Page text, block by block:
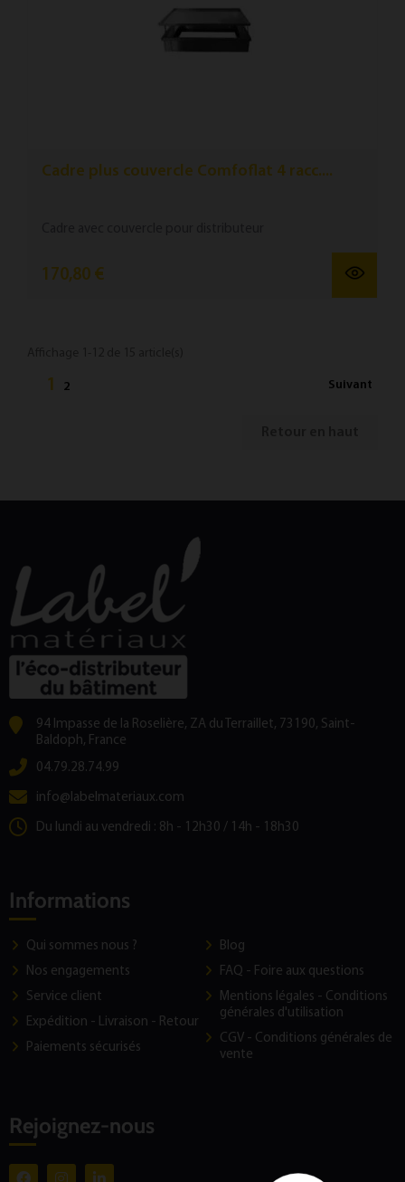
Cadre plus couvercle Comfoflat 4 racc....
170,80 €
1 2 Suivant
94 Impasse de la Roselière, ZA du Terraillet, 73190, Saint-
Baldoph, France
04.79.28.74.99
info@labelmateriaux.com
Du lundi au vendredi : 8h - 12h30 / 14h - 18h30
Informations
Qui sommes nous ?
Nos engagements
Service client
Expédition - Livraison - Retour
Paiements sécurisés
Blog
FAQ - Foire aux questions
Mentions légales - Conditions
générales d'utilisation
CGV - Conditions générales de
vente
Rejoignez-nous